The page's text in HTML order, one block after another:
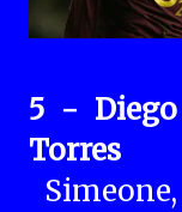
5 - Diego
Torres